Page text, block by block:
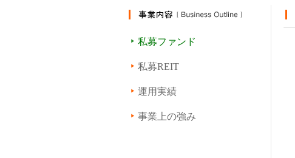
私募ファンド
私募REIT
運用実績
事業上の強み